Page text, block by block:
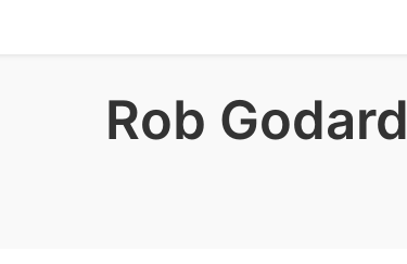
Rob Godard